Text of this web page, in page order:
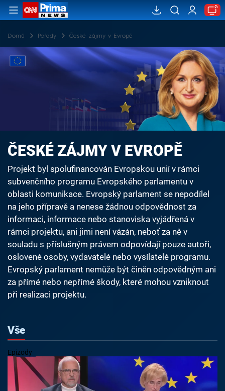
Domů Pořady České zájmy v Evropě
ČESKÉ ZÁJMY V EVROPĚ
Projekt byl spolufinancován Evropskou unií v rámci
subvenčního programu Evropského parlamentu v
oblasti komunikace. Evropský parlament se nepodílel
na jeho přípravě a nenese žádnou odpovědnost za
informaci, informace nebo stanoviska vyjádřená v
rámci projektu, ani jimi není vázán, neboť za ně v
souladu s příslušným právem odpovídají pouze autoři,
oslovené osoby, vydavatelé nebo vysílatelé programu.
Evropský parlament nemůže být činěn odpovědným ani
za přímé nebo nepřímé škody, které mohou vzniknout
při realizaci projektu.
Vše
Epizody